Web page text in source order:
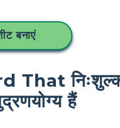
बनाएं
That
हैं